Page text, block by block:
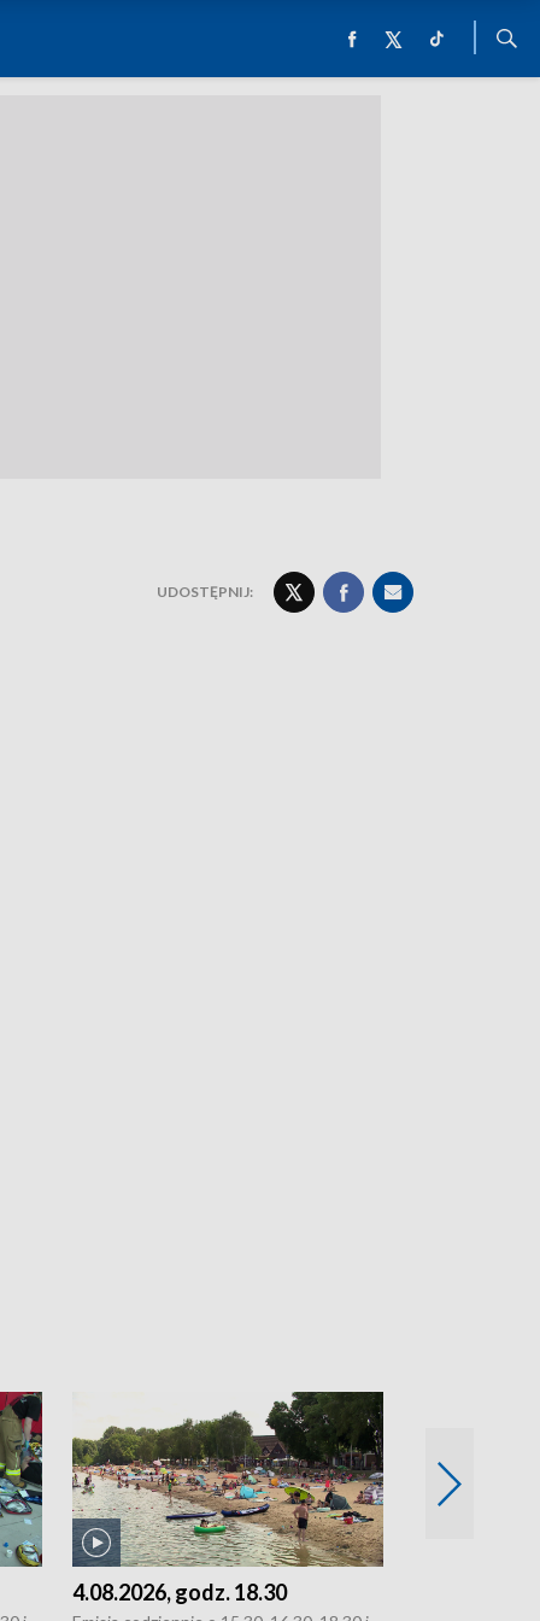
UDOSTĘPNIJ:
4.08.2026, godz. 18.30